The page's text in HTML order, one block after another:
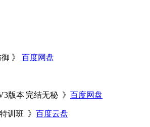
》 百度网盘
版本|完结无秘 》 百度网盘
训班 》 百度云盘